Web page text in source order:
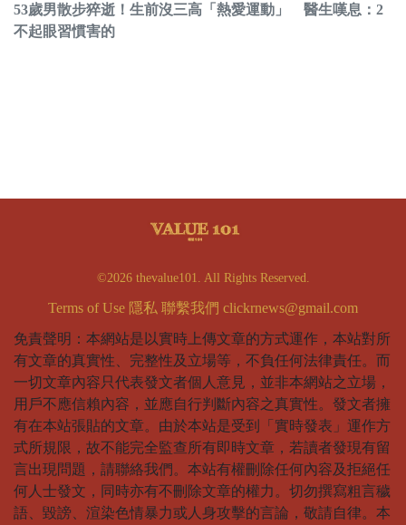
53歲男散步猝逝！生前沒三高「熱愛運動」 醫生嘆息：2
不起眼習慣害的
©2026 thevalue101. All Rights Reserved.
Terms of Use 隱私 聯繫我們 clickrnews@gmail.com
免責聲明：本網站是以實時上傳文章的方式運作，本站對所
有文章的真實性、完整性及立場等，不負任何法律責任。而
一切文章內容只代表發文者個人意見，並非本網站之立場，
用戶不應信賴內容，並應自行判斷內容之真實性。發文者擁
有在本站張貼的文章。由於本站是受到「實時發表」運作方
式所規限，故不能完全監查所有即時文章，若讀者發現有留
言出現問題，請聯絡我們。本站有權刪除任何內容及拒絕任
何人士發文，同時亦有不刪除文章的權力。切勿撰寫粗言穢
語、毀謗、渲染色情暴力或人身攻擊的言論，敬請自律。本